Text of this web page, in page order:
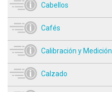
Cabellos
Cafés
Calibración y Medición
Calzado